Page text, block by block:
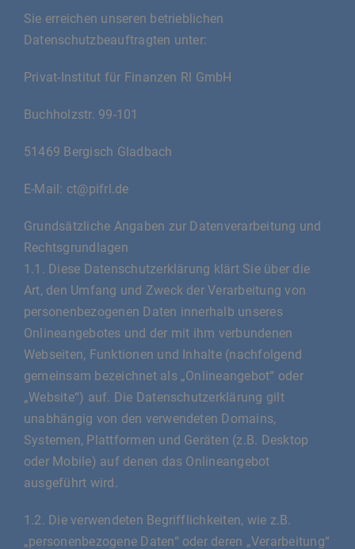
Sie erreichen unseren betrieblichen
Datenschutzbeauftragten unter:
Privat-Institut für Finanzen Rl GmbH
Buchholzstr. 99-101
51469 Bergisch Gladbach
E-Mail: ct@pifrl.de
Grundsätzliche Angaben zur Datenverarbeitung und
Rechtsgrundlagen
1.1. Diese Datenschutzerklärung klärt Sie über die
Art, den Umfang und Zweck der Verarbeitung von
personenbezogenen Daten innerhalb unseres
Onlineangebotes und der mit ihm verbundenen
Webseiten, Funktionen und Inhalte (nachfolgend
gemeinsam bezeichnet als „Onlineangebot“ oder
„Website“) auf. Die Datenschutzerklärung gilt
unabhängig von den verwendeten Domains,
Systemen, Plattformen und Geräten (z.B. Desktop
oder Mobile) auf denen das Onlineangebot
ausgeführt wird.
1.2. Die verwendeten Begrifflichkeiten, wie z.B.
„personenbezogene Daten“ oder deren „Verarbeitung“